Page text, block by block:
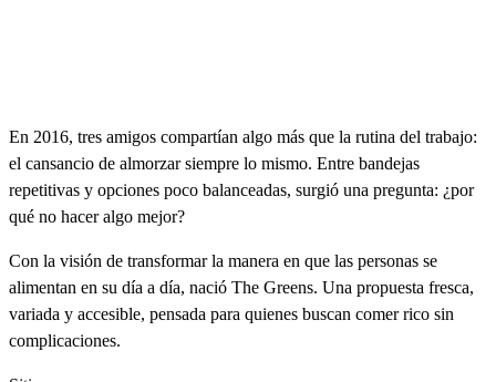
En 2016, tres amigos compartían algo más que la rutina del trabajo:
el cansancio de almorzar siempre lo mismo. Entre bandejas
repetitivas y opciones poco balanceadas, surgió una pregunta: ¿por
qué no hacer algo mejor?
Con la visión de transformar la manera en que las personas se
alimentan en su día a día, nació The Greens. Una propuesta fresca,
variada y accesible, pensada para quienes buscan comer rico sin
complicaciones.